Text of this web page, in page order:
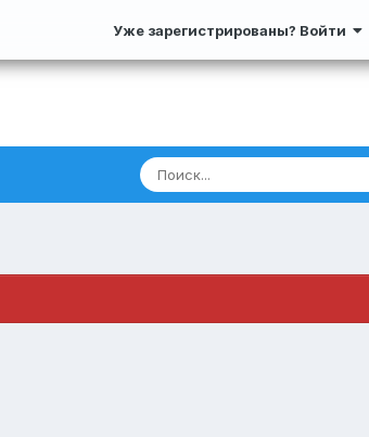
Уже зарегистрированы? Войти